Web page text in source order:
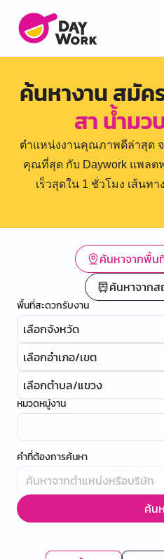
ค้นหางาน สมัค
สา น้ำมว
ตำแหน่งงานคุณภาพดีล่าสุด
คุณที่สุด กับ Daywork แพลต
เร็วสุดใน 1 ชั่วโมง เส้นท
ค้นหาจากพื้น
ค้นหาจาก
พื้นที่สะดวกรับงาน
เลือกจังหวัด
เลือกอำเภอ/เขต
เลือกตำบล/แขวง
หมวดหมู่งาน
คำที่ต้องการค้นหา
ค้น